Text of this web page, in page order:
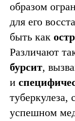
образом
для его
быть как
Различают
бурсит,
и
успешном